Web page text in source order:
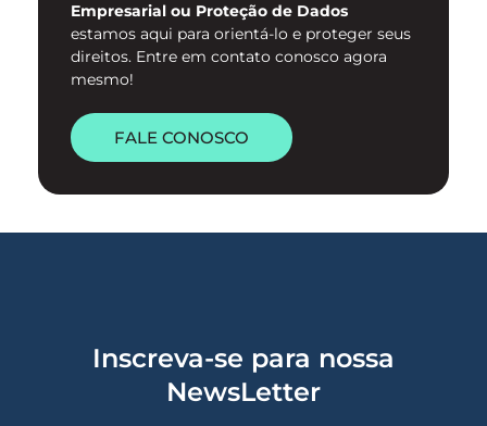
Empresarial ou Proteção de Dados
estamos aqui para orientá-lo e proteger seus
direitos. Entre em contato conosco agora
mesmo!
FALE CONOSCO
Inscreva-se para nossa
NewsLetter